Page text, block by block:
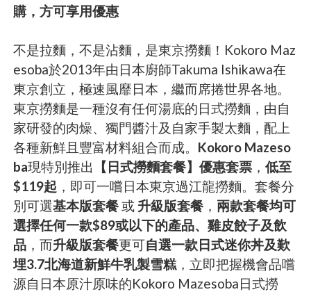
購，方可享用優惠
不是拉麵，不是沾麵，是東京撈麵！Kokoro Maz
esoba於2013年由日本廚師Takuma Ishikawa在
東京創立，極速風靡日本，繼而席捲世界各地。
東京撈麵是一種沒有任何湯底的日式撈麵，由自
家研發的肉燥、獨門醬汁及自家手製太麵，配上
各種新鮮且豐富材料組合而成。 Kokoro Mazeso
ba現特別推出 【日式撈麵套餐】優惠套票 ，低至
$119起 ，即可一嚐日本東京過江龍撈麵。套餐分
別可選基本版套餐或 升級版套餐 ， 兩款套餐均可
選擇任何一款$89或以下的產品、雞皮餃子及飲
品 ，而升級版套餐更可自選一款日式迷你丼及歎
埋3.7北海道新鮮牛乳製雪糕 ，立即把握機會品嚐
源自日本原汁原味的Kokoro Mazesoba日式撈